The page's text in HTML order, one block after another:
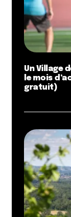
Un Village
le mois
gratuit)